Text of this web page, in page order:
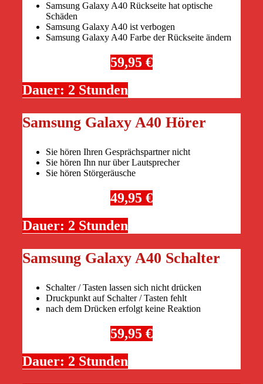
Samsung Galaxy A40 Rückseite hat optische
Schäden
Samsung Galaxy A40 ist verbogen
Samsung Galaxy A40 Farbe der Rückseite ändern
59,95 €
Dauer: 2 Stunden
Samsung Galaxy A40 Hörer
Sie hören Ihren Gesprächspartner nicht
Sie hören Ihn nur über Lautsprecher
Sie hören Störgeräusche
49,95 €
Dauer: 2 Stunden
Samsung Galaxy A40 Schalter
Schalter / Tasten lassen sich nicht drücken
Druckpunkt auf Schalter / Tasten fehlt
nach dem Drücken erfolgt keine Reaktion
59,95 €
Dauer: 2 Stunden